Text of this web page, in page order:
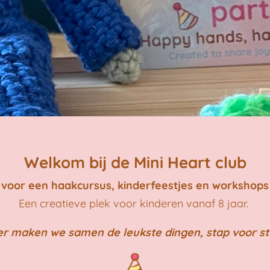
Welkom bij de Mini Heart club
voor een haakcursus, kinderfeestjes en workshops
Een creatieve plek voor kinderen vanaf 8 jaar.
maken we samen de leukste dingen, stap voor